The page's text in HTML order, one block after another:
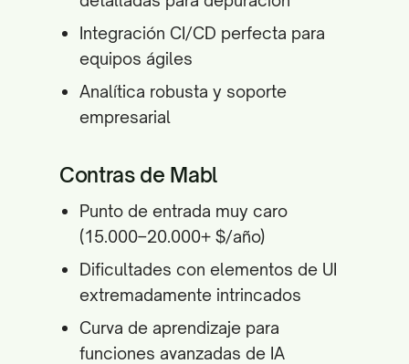
Integración CI/CD perfecta para
equipos ágiles
Analítica robusta y soporte
empresarial
Contras de Mabl
Punto de entrada muy caro
(15.000–20.000+ $/año)
Dificultades con elementos de UI
extremadamente intrincados
Curva de aprendizaje para
funciones avanzadas de IA